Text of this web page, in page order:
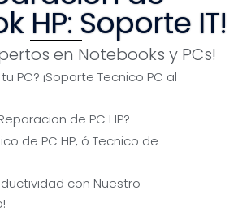
HP: Soporte IT!
en Notebooks y PCs!
PC? ¡Soporte Tecnico PC al
de PC HP?
de PC HP, ó Tecnico de
con Nuestro